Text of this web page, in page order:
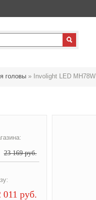
головы » Involight LED MH78W
23 169 руб.
011 руб.